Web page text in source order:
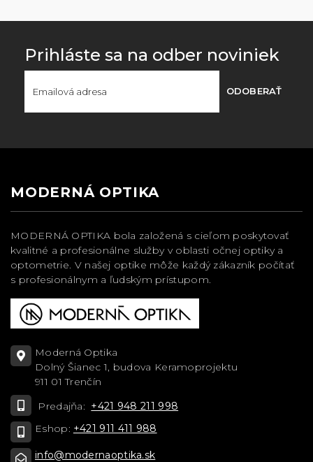
Prihláste sa na odber noviniek
ODOBERAŤ
MODERNÁ OPTIKA
MODERNÁ OPTIKA bola založená s cieľom poskytovať
kvalitné a profesionálne služby v oblasti očnej optiky a
optometrie. V našej optike môže každý zákazník počítať
s profesionálnym a ľudským prístupom.
Moderná Optika
Dolný Šianec 1, budova Keramoprojektu
911 01 Trenčín
Predajňa: +421 948 211 998
Eshop: +421 911 411 988
info@modernaoptika.sk